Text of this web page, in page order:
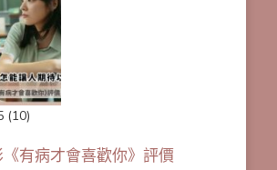
(10)
有病才會喜歡你》評價